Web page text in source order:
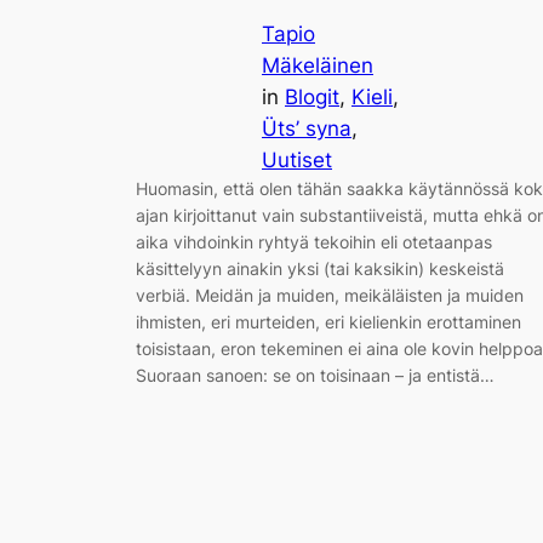
Tapio
Mäkeläinen
in Blogit, Kieli
Üts’ syna
Uutiset
Huomasin, että olen tähän saakka käytännössä
ajan kirjoittanut vain substantiiveistä, mutta ehkä
aika vihdoinkin ryhtyä tekoihin eli otetaanpas
käsittelyyn ainakin yksi (tai kaksikin) keskeistä
verbiä. Meidän ja muiden, meikäläisten ja muiden
ihmisten, eri murteiden, eri kielienkin erottaminen
toisistaan, eron tekeminen ei aina ole kovin
Suoraan sanoen: se on toisinaan – ja entistä…